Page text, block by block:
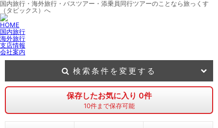
国内旅行・海外旅行・バスツアー・添乗員同行ツアーのことなら旅っくす
（タビックス）へ
HOME
国内旅行
海外旅行
支店情報
会社案内
保存したお気に入り 0件
10件まで保存可能
検索条件を変更する